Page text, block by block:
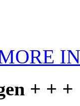
+ + +